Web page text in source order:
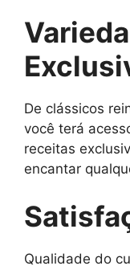
De clássicos
você terá
receitas
encantar
Qualidade do